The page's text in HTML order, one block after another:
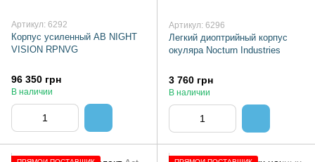
Артикул: 6292
Корпус усиленный AB NIGHT
VISION RPNVG
96 350 грн
В наличии
Артикул: 6296
Легкий диоптрийный корпус
окуляра Nocturn Industries
3 760 грн
В наличии